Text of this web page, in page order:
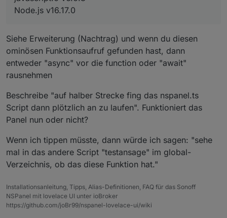
Node.js v16.17.0
Siehe Erweiterung (Nachtrag) und wenn du diesen
ominösen Funktionsaufruf gefunden hast, dann
entweder "async" vor die function oder "await"
rausnehmen
Beschreibe "auf halber Strecke fing das nspanel.ts
Script dann plötzlich an zu laufen". Funktioniert das
Panel nun oder nicht?
Wenn ich tippen müsste, dann würde ich sagen: "sehe
mal in das andere Script "testansage" im global-
Verzeichnis, ob das diese Funktion hat."
Installationsanleitung, Tipps, Alias-Definitionen, FAQ für das Sonoff
NSPanel mit lovelace UI unter ioBroker
https://github.com/joBr99/nspanel-lovelace-ui/wiki